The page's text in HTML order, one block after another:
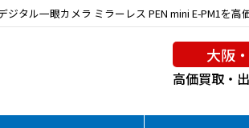
ジタル一眼カメラ ミラーレス PEN mini E-PM1を高
大阪
高価買取・